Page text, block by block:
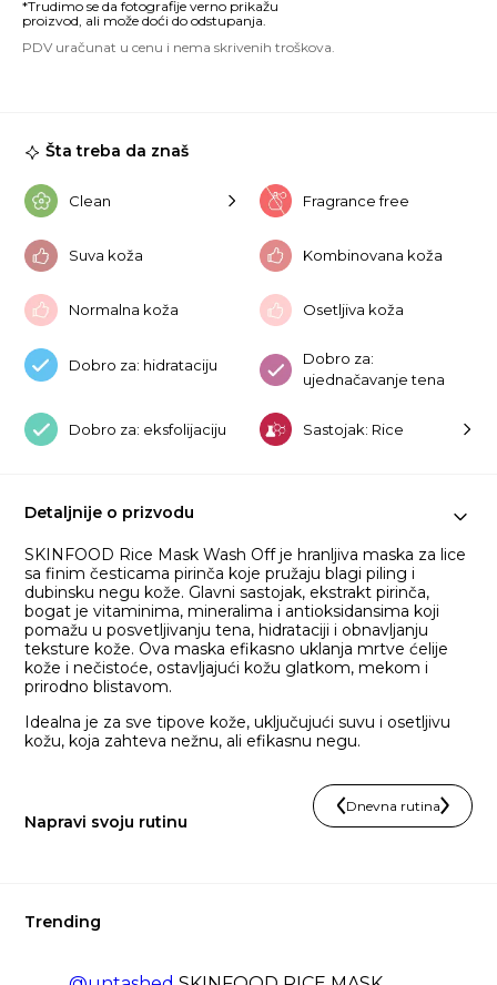
Šta treba da znaš
Clean Fragrance free
Suva koža Kombinovana koža
Normalna koža Osetljiva koža
Dobro za: hidrataciju
Dobro za:
ujednačavanje tena
Dobro za: eksfolijaciju Sastojak: Rice
Detaljnije o prizvodu
SKINFOOD Rice Mask Wash Off je hranljiva maska za lice
sa finim česticama pirinča koje pružaju blagi piling i
dubinsku negu kože. Glavni sastojak, ekstrakt pirinča,
bogat je vitaminima, mineralima i antioksidansima koji
pomažu u posvetljivanju tena, hidrataciji i obnavljanju
teksture kože. Ova maska efikasno uklanja mrtve ćelije
kože i nečistoće, ostavljajući kožu glatkom, mekom i
prirodno blistavom.
Idealna je za sve tipove kože, uključujući suvu i osetljivu
kožu, koja zahteva nežnu, ali efikasnu negu.
Napravi svoju rutinu
Dnevna rutina
Trending